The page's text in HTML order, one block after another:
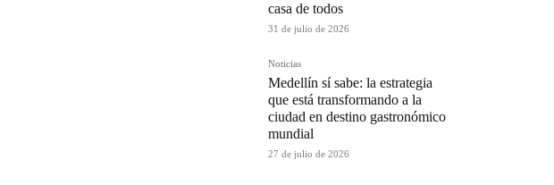
casa de todos
31 de julio de 2026
Noticias
Medellín sí sabe: la estrategia
que está transformando a la
ciudad en destino gastronómico
mundial
27 de julio de 2026